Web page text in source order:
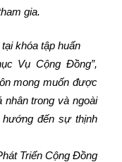
gia.
khóa tập huấn
Vụ Cộng Đồng”,
mong muốn được
trong và ngoài
đến sự thịnh
Triển Cộng Đồng